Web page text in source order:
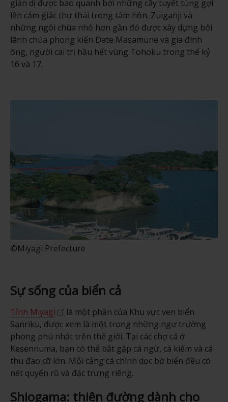
giản dị được bao quanh bởi những cây tuyết tùng gợi
lên cảm giác thư thái trong tâm hồn. Zuiganji và
những ngôi chùa nhỏ hơn gần đó được xây dựng bởi
lãnh chúa phong kiến Date Masamune và gia đình
ông, người cai trị hầu hết vùng Tohoku trong thế kỷ
16 và 17.
©Miyagi Prefecture
Sự sống của biển cả
Tỉnh Miyagi
là một phần của Khu vực ven biển
Sanriku, được xem là một trong những ngư trường
phong phú nhất trên thế giới. Tại các chợ cá ở
Kesennuma, bạn có thể bắt gặp cá ngừ, cá kiếm và cá
thu đao cỡ lớn. Mỗi cảng cá chính dọc bờ biển đều có
nét quyến rũ và đặc trưng riêng.
Shiogama: thiên đường dành cho